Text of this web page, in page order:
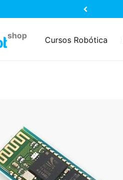
Cursos Robótica